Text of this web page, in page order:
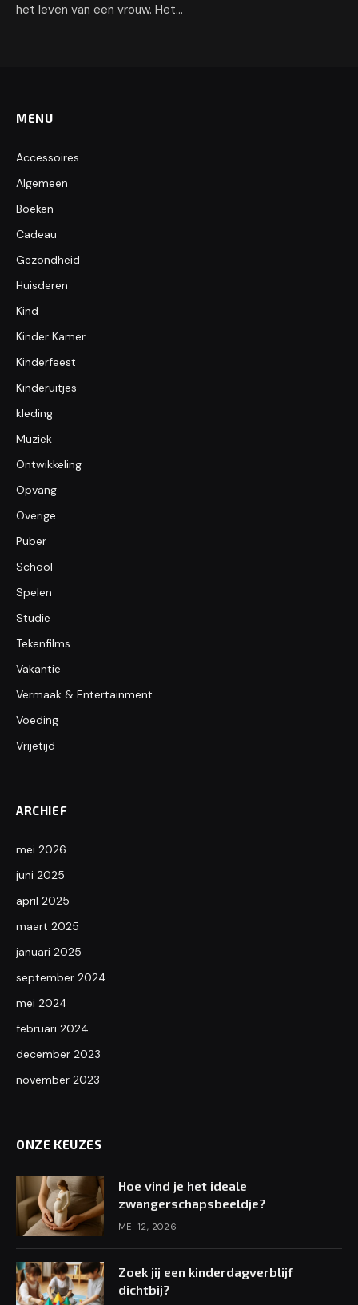
het leven van een vrouw. Het…
MENU
Accessoires
Algemeen
Boeken
Cadeau
Gezondheid
Huisderen
Kind
Kinder Kamer
Kinderfeest
Kinderuitjes
kleding
Muziek
Ontwikkeling
Opvang
Overige
Puber
School
Spelen
Studie
Tekenfilms
Vakantie
Vermaak & Entertainment
Voeding
Vrijetijd
ARCHIEF
mei 2026
juni 2025
april 2025
maart 2025
januari 2025
september 2024
mei 2024
februari 2024
december 2023
november 2023
ONZE KEUZES
Hoe vind je het ideale
zwangerschapsbeeldje?
MEI 12, 2026
Zoek jij een kinderdagverblijf
dichtbij?